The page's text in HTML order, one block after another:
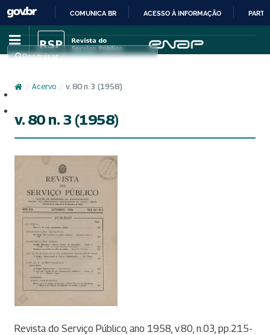
IR
PARA
COMUNICA BR ACESSO À INFORMAÇÃO
Pesquisar
/ Acervo / v. 80 n. 3 (1958)
v. 80 n. 3 (1958)
Revista do Serviço Público, ano 1958, v.80, n.03, pp.215-